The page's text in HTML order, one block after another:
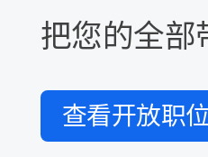
把​您​的​全部​
查​看​开放​职​位